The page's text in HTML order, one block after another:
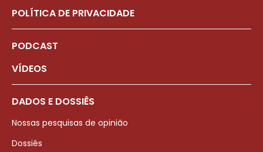
POLÍTICA DE PRIVACIDADE
PODCAST
VÍDEOS
DADOS E DOSSIÊS
Nossas pesquisas de opinião
Dossiês